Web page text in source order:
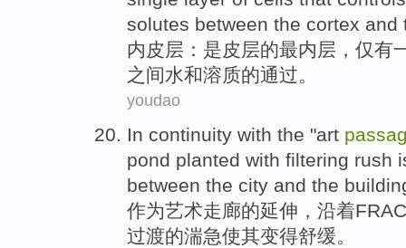
solutes between the cortex and
内 皮层 ：是皮层的最内层，仅有
之间水和溶质的通过。
youdao
In continuity with the "art
pond planted with filtering rush
between the city and the
作为艺术走廊的延伸， 沿着FRAC
过渡的湍急使其变得舒缓。